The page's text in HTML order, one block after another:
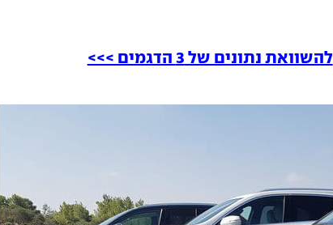
להשוואת נתונים של 3 הדגמים >>>